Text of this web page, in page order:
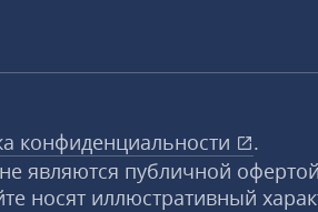
конфиденциальности
.
являются публичной
носят иллюстративный